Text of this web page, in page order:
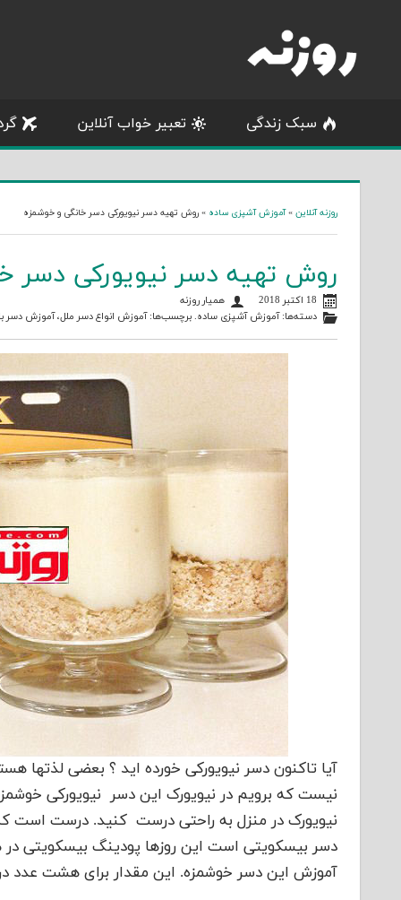
content
سبک زندگی تعبیر خواب آنلاین
روزنه آنلاین »آموزش آشپزی ساده »روش تهیه دسر نیویورکی دسر خانگی و خوشمزه
روش تهیه دسر نیویورکی دسر
18 اکتبر 2018
همیار روزنه
دسته‌ها:آموزش آشپزی ساده. برچسب‌ها:آموزش انواع دسر ملل،آموزش دسر
آیا تاکنون دسر نیویورکی خورده اید ؟ بعضی لذتها
نیست که برویم در نیویورک این دسر نیویورکی
نیویورک در منزل به راحتی درست کنید. درست
دسر بیسکویتی است این روزها پودینگ بیسکویتی
آموزش این دسر خوشمزه. این مقدار برای هشت عدد